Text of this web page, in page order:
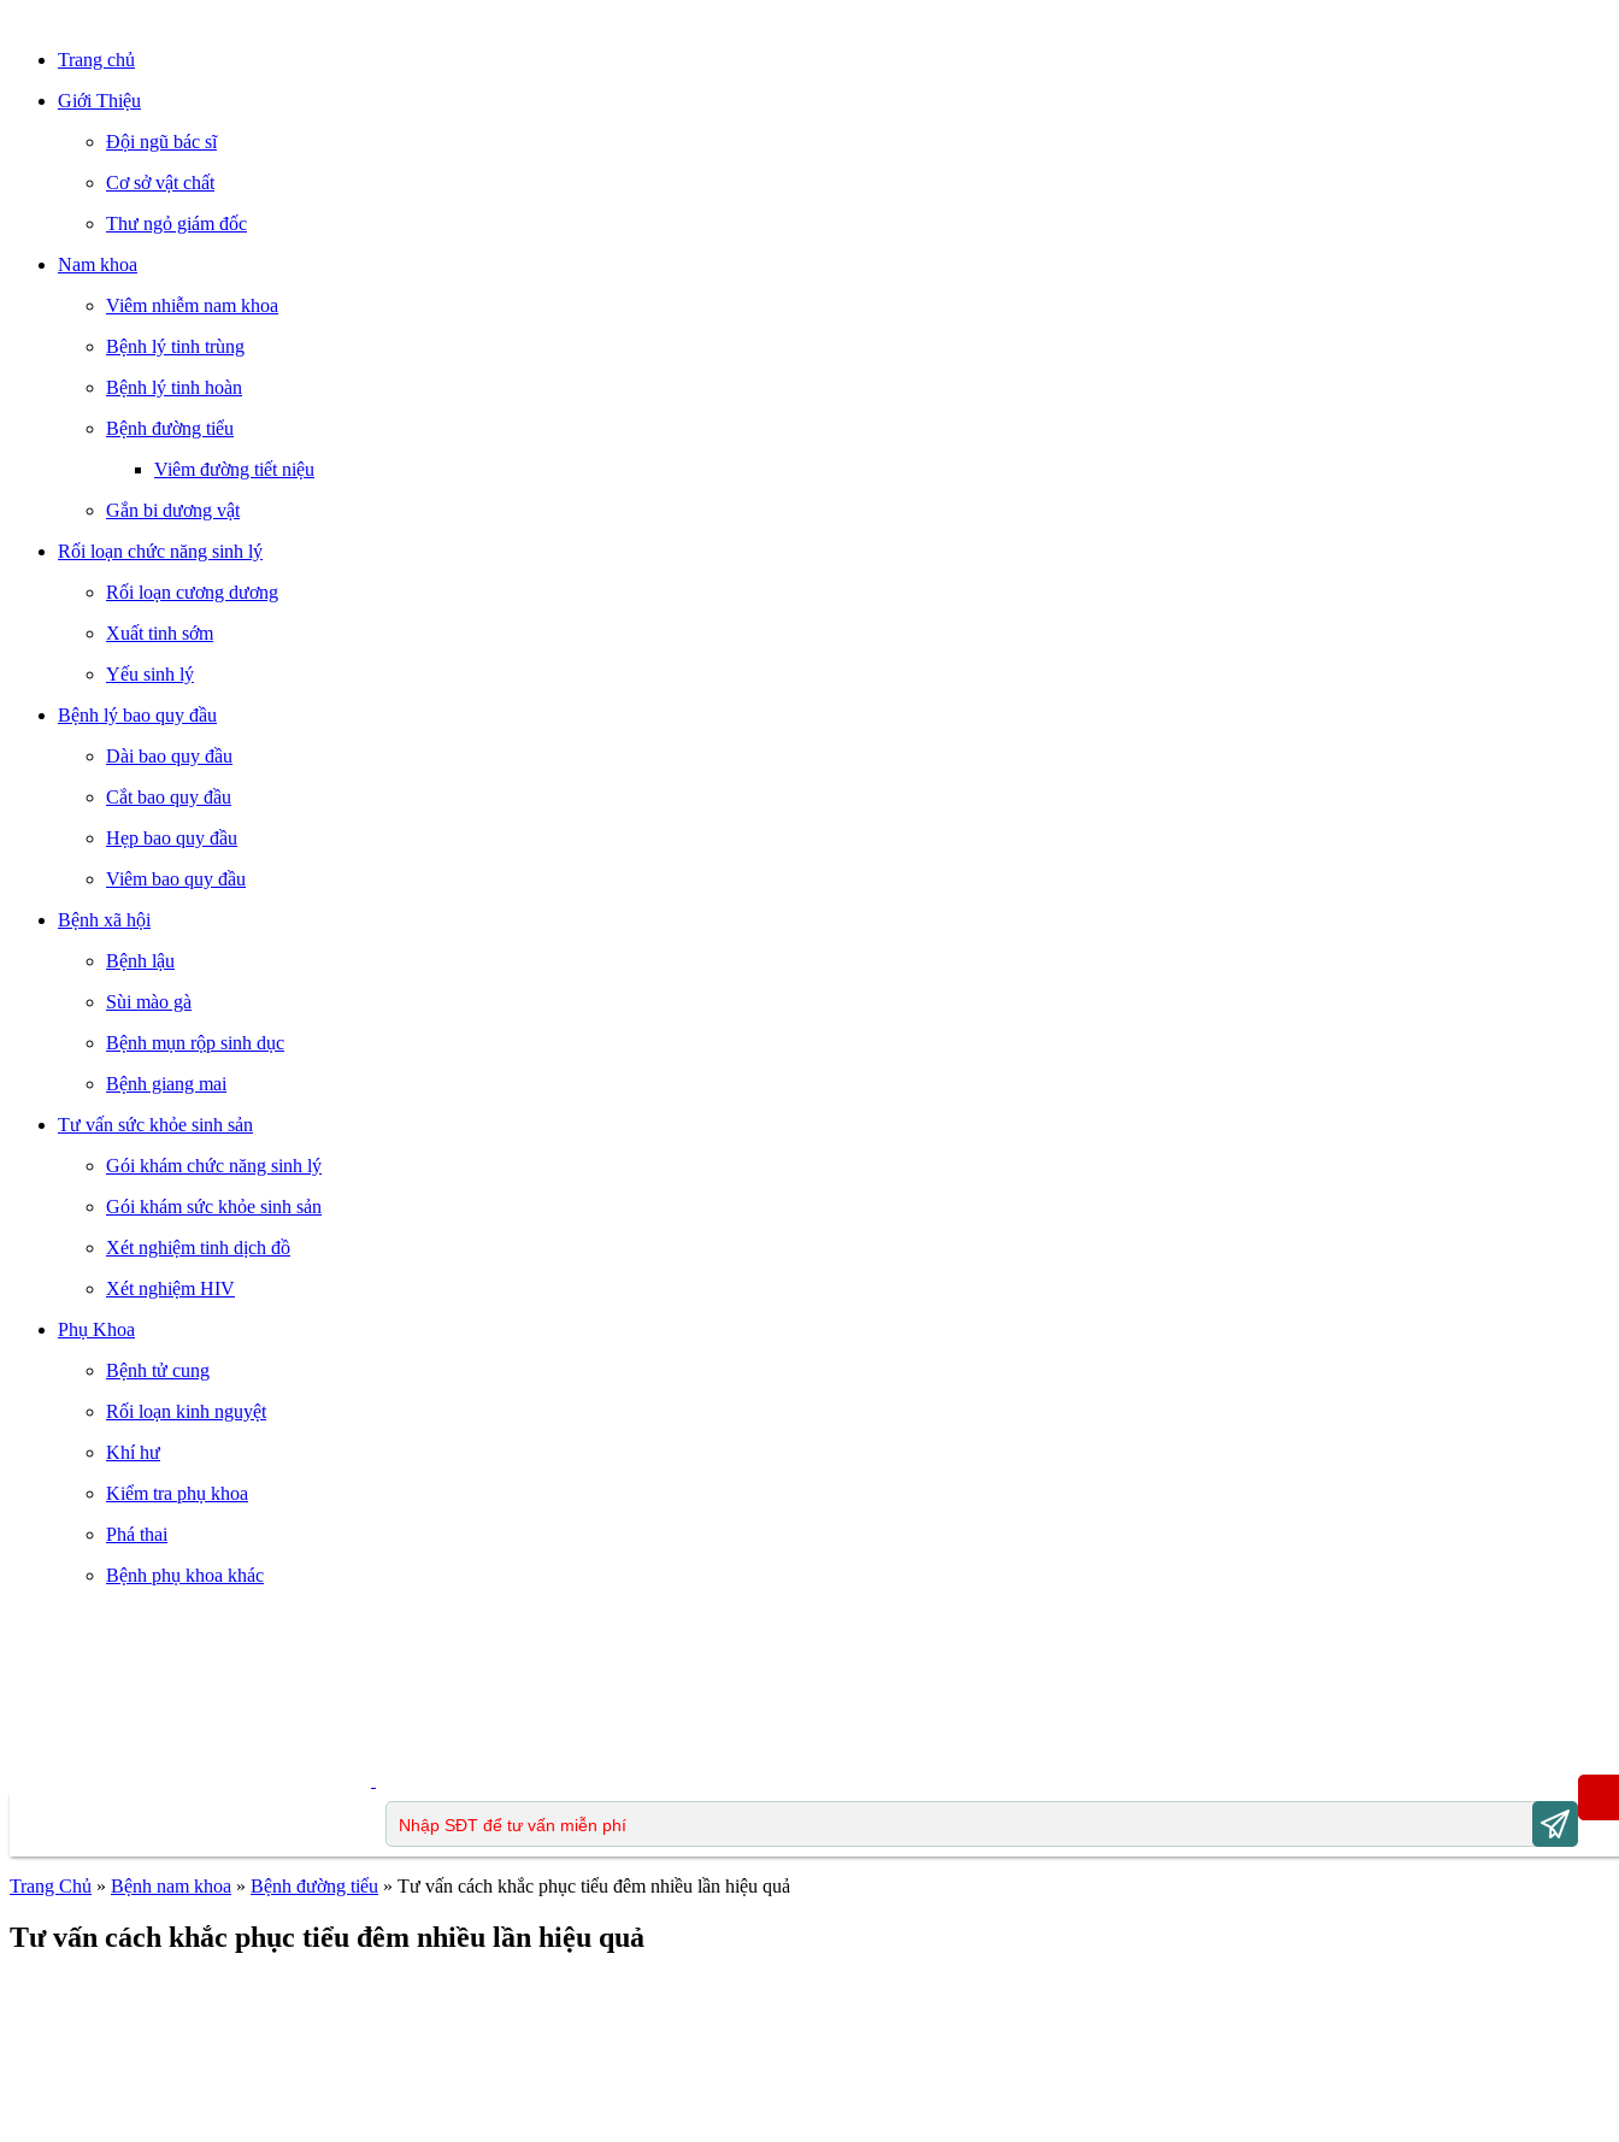
Trang chủ
Giới Thiệu
Đội ngũ bác sĩ
Cơ sở vật chất
Thư ngỏ giám đốc
Nam khoa
Viêm nhiễm nam khoa
Bệnh lý tinh trùng
Bệnh lý tinh hoàn
Bệnh đường tiểu
Viêm đường tiết niệu
Gắn bi dương vật
Rối loạn chức năng sinh lý
Rối loạn cương dương
Xuất tinh sớm
Yếu sinh lý
Bệnh lý bao quy đầu
Dài bao quy đầu
Cắt bao quy đầu
Hẹp bao quy đầu
Viêm bao quy đầu
Bệnh xã hội
Bệnh lậu
Sùi mào gà
Bệnh mụn rộp sinh dục
Bệnh giang mai
Tư vấn sức khỏe sinh sản
Gói khám chức năng sinh lý
Gói khám sức khỏe sinh sản
Xét nghiệm tinh dịch đồ
Xét nghiệm HIV
Phụ Khoa
Bệnh tử cung
Rối loạn kinh nguyệt
Khí hư
Kiểm tra phụ khoa
Phá thai
Bệnh phụ khoa khác
Trang Chủ » Bệnh nam khoa » Bệnh đường tiểu » Tư vấn cách khắc phục tiểu đêm nhiều lần hiệu quả
Tư vấn cách khắc phục tiểu đêm nhiều lần hiệu quả